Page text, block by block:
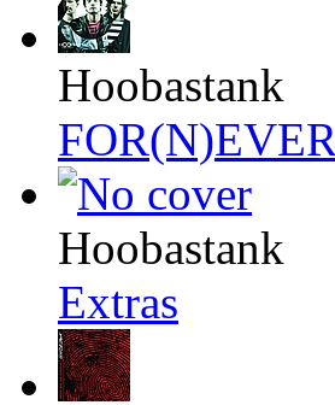
Hoobastank
FOR(N)EVER
Hoobastank
Extras